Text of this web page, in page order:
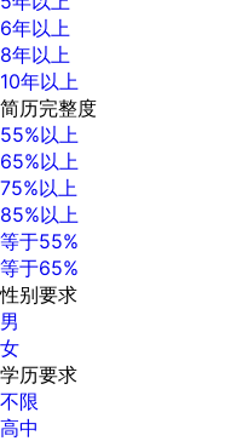
6年以上
8年以上
10年以上
简历完整度
55%以上
65%以上
75%以上
85%以上
等于55%
等于65%
性别要求
男
女
学历要求
不限
高中